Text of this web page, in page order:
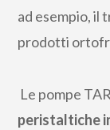
ad esempio, il
prodotti
Le pompe
peristaltiche